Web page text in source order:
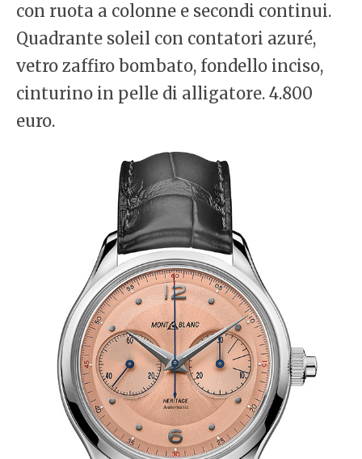
con ruota a colonne e secondi continui.
Quadrante soleil con contatori azuré,
vetro zaffiro bombato, fondello inciso,
cinturino in pelle di alligatore. 4.800
euro.